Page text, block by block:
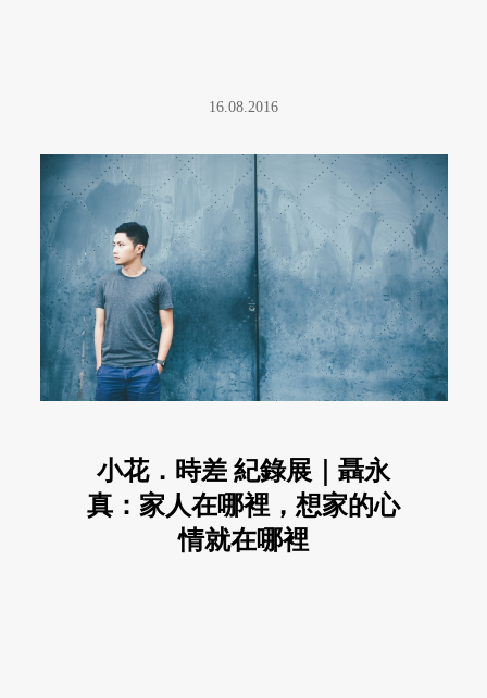
16.08.2016
小花．時差 紀錄展｜聶永
真：家人在哪裡，想家的心
情就在哪裡